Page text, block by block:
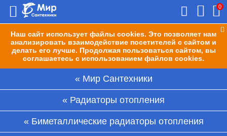
Наш сайт использует файлы cookies. Это позволяет нам
анализировать взаимодействие посетителей с сайтом и
делать его лучше. Продолжая пользоваться сайтом, вы
соглашаетесь с использованием файлов cookies.
0
Мир Сантехники
Радиаторы отопления
Биметаллические радиаторы отопления